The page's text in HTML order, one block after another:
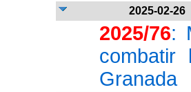
2025-02-26
2025/76:
combatir
Granada